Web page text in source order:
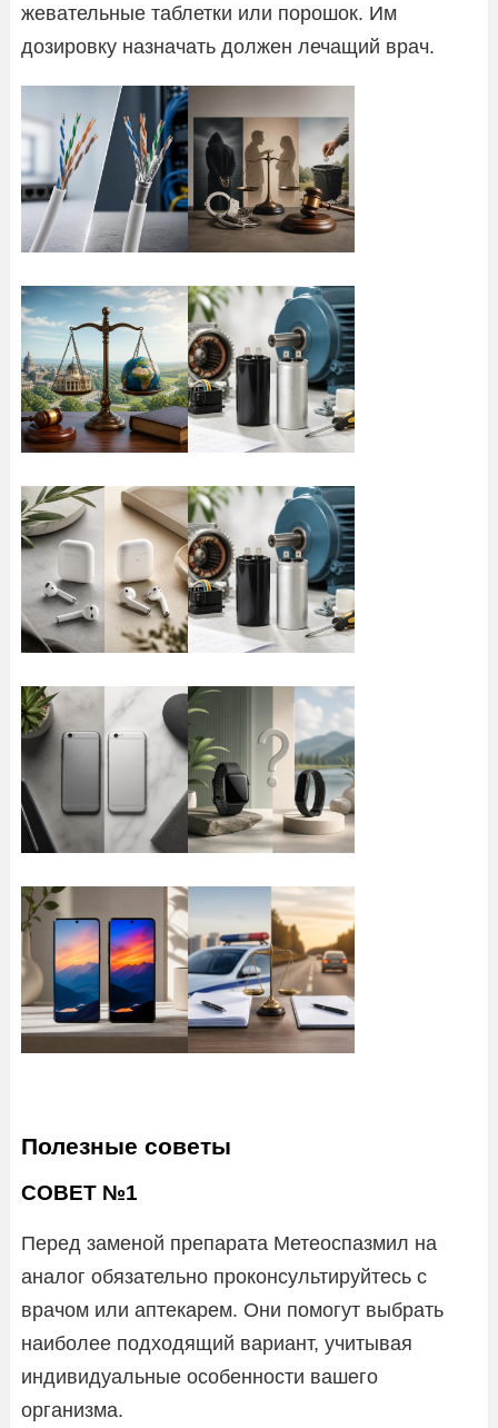
жевательные таблетки или порошок. Им
дозировку назначать должен лечащий врач.
Полезные советы
СОВЕТ №1
Перед заменой препарата Метеоспазмил на
аналог обязательно проконсультируйтесь с
врачом или аптекарем. Они помогут выбрать
наиболее подходящий вариант, учитывая
индивидуальные особенности вашего
организма.